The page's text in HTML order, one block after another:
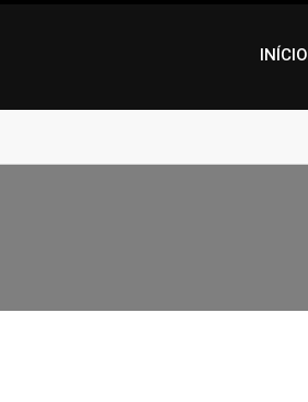
INÍCIO